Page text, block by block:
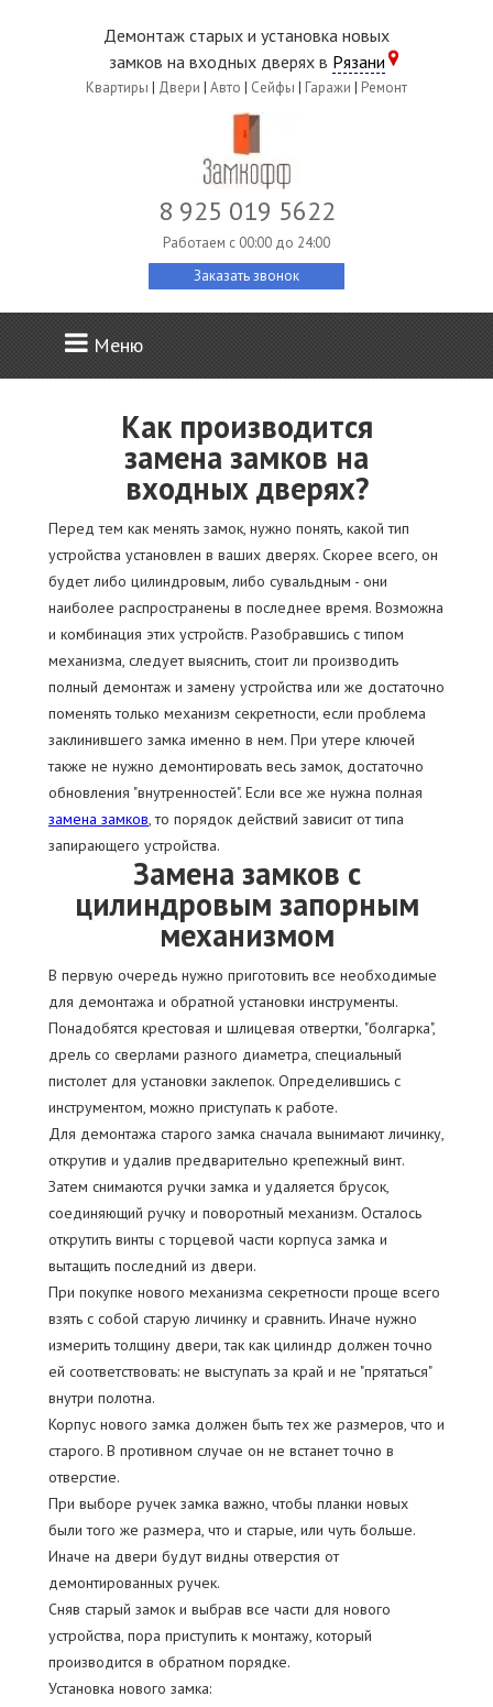
Демонтаж старых и установка новых
замков на входных дверях в Рязани
Квартиры | Двери | Авто | Сейфы | Гаражи | Ремонт
8 925 019 5622
Работаем c 00:00 до 24:00
Заказать звонок
Меню
Как производится
замена замков на
входных дверях?
Перед тем как менять замок, нужно понять, какой тип
устройства установлен в ваших дверях. Скорее всего, он
будет либо цилиндровым, либо сувальдным - они
наиболее распространены в последнее время. Возможна
и комбинация этих устройств. Разобравшись с типом
механизма, следует выяснить, стоит ли производить
полный демонтаж и замену устройства или же достаточно
поменять только механизм секретности, если проблема
заклинившего замка именно в нем. При утере ключей
также не нужно демонтировать весь замок, достаточно
обновления "внутренностей". Если все же нужна полная
замена замков, то порядок действий зависит от типа
запирающего устройства.
Замена замков с
цилиндровым запорным
механизмом
В первую очередь нужно приготовить все необходимые
для демонтажа и обратной установки инструменты.
Понадобятся крестовая и шлицевая отвертки, "болгарка",
дрель со сверлами разного диаметра, специальный
пистолет для установки заклепок. Определившись с
инструментом, можно приступать к работе.
Для демонтажа старого замка сначала вынимают личинку,
открутив и удалив предварительно крепежный винт.
Затем снимаются ручки замка и удаляется брусок,
соединяющий ручку и поворотный механизм. Осталось
открутить винты с торцевой части корпуса замка и
вытащить последний из двери.
При покупке нового механизма секретности проще всего
взять с собой старую личинку и сравнить. Иначе нужно
измерить толщину двери, так как цилиндр должен точно
ей соответствовать: не выступать за край и не "прятаться"
внутри полотна.
Корпус нового замка должен быть тех же размеров, что и
старого. В противном случае он не встанет точно в
отверстие.
При выборе ручек замка важно, чтобы планки новых
были того же размера, что и старые, или чуть больше.
Иначе на двери будут видны отверстия от
демонтированных ручек.
Сняв старый замок и выбрав все части для нового
устройства, пора приступить к монтажу, который
производится в обратном порядке.
Установка нового замка: